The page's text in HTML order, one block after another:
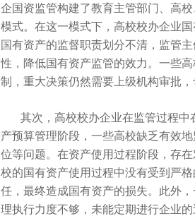
企国资监管构建了教育主管部门、高校
模式。在这一模式下，高校校办企业
国有资产的监督职责划分不清，监管
性，降低国有资产监管的效力。一些
制，重大决策仍然需要上级机构审批
其次，高校校办企业在监管过程
产预算管理阶段，一些高校缺乏有效
位等问题。在资产使用过程阶段，存
校的国有资产使用过程中没有受到严
任，最终造成国有资产的损失。此外
理执行力度不够，未能定期进行企业